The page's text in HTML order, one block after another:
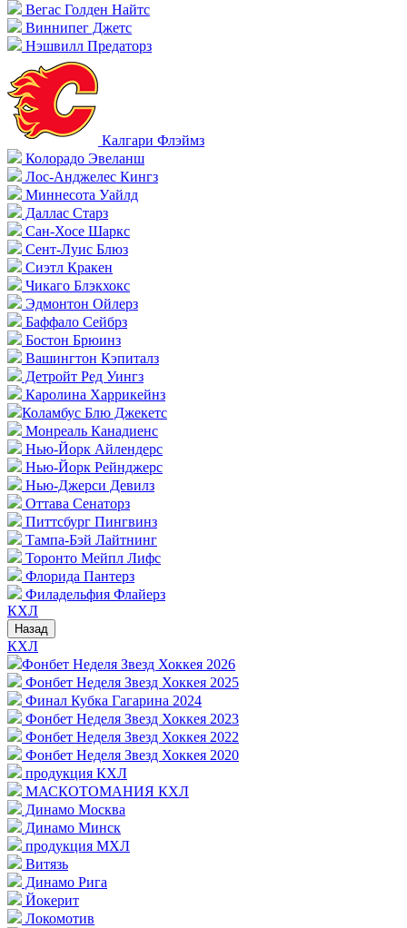
Вегас Голден Найтс
Виннипег Джетс
Нэшвилл Предаторз
Калгари Флэймз
Колорадо Эвеланш
Лос-Анджелес Кингз
Миннесота Уайлд
Даллас Старз
Сан-Хосе Шаркс
Сент-Луис Блюз
Сиэтл Кракен
Чикаго Блэкхокс
Эдмонтон Ойлерз
Баффало Сейбрз
Бостон Брюинз
Вашингтон Кэпиталз
Детройт Ред Уингз
Каролина Харрикейнз
Коламбус Блю Джекетс
Монреаль Канадиенс
Нью-Йорк Айлендерс
Нью-Йорк Рейнджерс
Нью-Джерси Девилз
Оттава Сенаторз
Питтсбург Пингвинз
Тампа-Бэй Лайтнинг
Торонто Мейпл Лифс
Флорида Пантерз
Филадельфия Флайерз
КХЛ
Назад
КХЛ
Фонбет Неделя Звезд Хоккея 2026
Фонбет Неделя Звезд Хоккея 2025
Финал Кубка Гагарина 2024
Фонбет Неделя Звезд Хоккея 2023
Фонбет Неделя Звезд Хоккея 2022
Фонбет Неделя Звезд Хоккея 2020
продукция КХЛ
МАСКОТОМАНИЯ КХЛ
Динамо Москва
Динамо Минск
продукция МХЛ
Витязь
Динамо Рига
Йокерит
Локомотив